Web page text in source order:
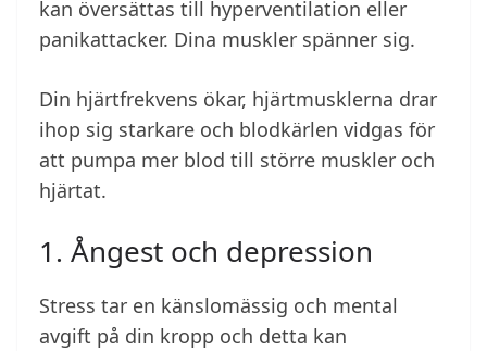
kan översättas till hyperventilation eller
panikattacker. Dina muskler spänner sig.
Din hjärtfrekvens ökar, hjärtmusklerna drar
ihop sig starkare och blodkärlen vidgas för
att pumpa mer blod till större muskler och
hjärtat.
1. Ångest och depression
Stress tar en känslomässig och mental
avgift på din kropp och detta kan